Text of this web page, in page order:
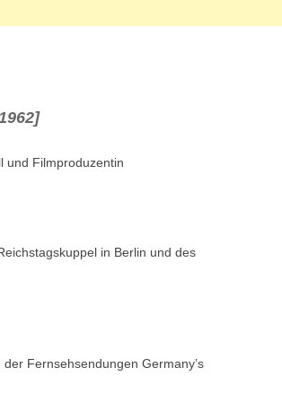
und Filmproduzentin
in Berlin und des
Fernsehsendungen Germany’s